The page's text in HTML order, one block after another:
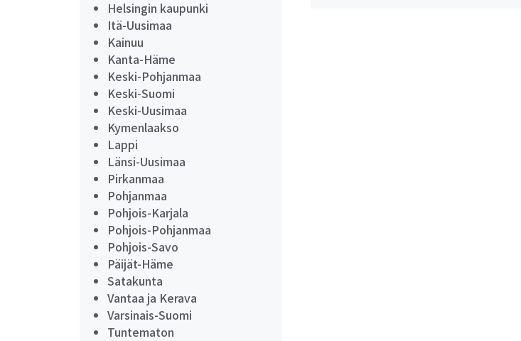
Helsingin kaupunki
Itä-Uusimaa
Kainuu
Kanta-Häme
Keski-Pohjanmaa
Keski-Suomi
Keski-Uusimaa
Kymenlaakso
Lappi
Länsi-Uusimaa
Pirkanmaa
Pohjanmaa
Pohjois-Karjala
Pohjois-Pohjanmaa
Pohjois-Savo
Päijät-Häme
Satakunta
Vantaa ja Kerava
Varsinais-Suomi
Tuntematon